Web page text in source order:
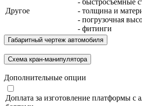
Другое
- толщина и
- погрузочная
- фитинги
Габаритный чертеж автомобиля
Схема кран-манипулятора
Дополнительные опции
Доплата за изготовление платформы